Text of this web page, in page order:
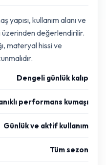
yapısı, kullanım alanı ve
değerlendirilir.
materyal hissi ve
Dengeli günlük kalıp
performans kumaşı
Günlük ve aktif kullanım
Tüm sezon